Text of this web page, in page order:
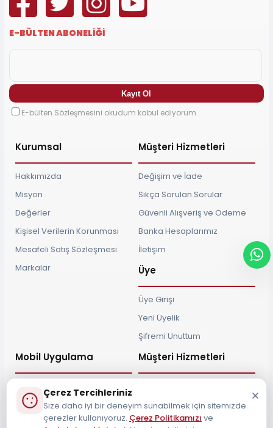
E-BÜLTEN ABONELİĞİ
E-bülten Sözleşmesini okudum kabul ediyorum.
Kurumsal
Hakkımızda
Misyon
Değerler
Kişisel Verilerin Korunması
Mesafeli Satış Sözleşmesi
Markalar
Müşteri Hizmetleri
Değişim ve İade
Sıkça Sorulan Sorular
Güvenli Alışveriş ve Ödeme
Banka Hesaplarımız
İletişim
Üye
Üye Girişi
Yeni Üyelik
Şifremi Unuttum
Mobil Uygulama Müşteri Hizmetleri
Çerez Tercihleriniz
Size daha iyi bir deneyim sunabilmek için sitemizde
çerezler kullanıyoruz. Çerez Politikamızı ve